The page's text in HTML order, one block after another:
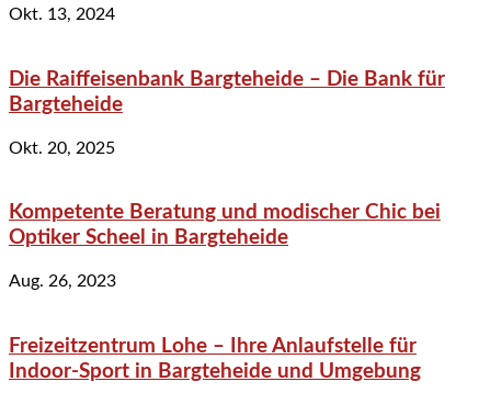
Okt. 13, 2024
Die Raiffeisenbank Bargteheide – Die Bank für
Bargteheide
Okt. 20, 2025
Kompetente Beratung und modischer Chic bei
Optiker Scheel in Bargteheide
Aug. 26, 2023
Freizeitzentrum Lohe – Ihre Anlaufstelle für
Indoor-Sport in Bargteheide und Umgebung